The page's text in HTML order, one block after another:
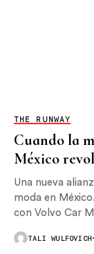
THE RUNWAY
Cuando la
México
Una nueva
moda en
con Volvo Car
TALI WULFOVICH